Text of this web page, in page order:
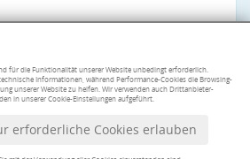
für die Funktionalität unserer Website unbedingt erforderlich.
Informationen, während Performance-Cookies die Browsing-
unserer Website zu helfen. Wir verwenden auch Drittanbieter-
in unserer Cookie-Einstellungen aufgeführt.
erforderliche Cookies erlauben